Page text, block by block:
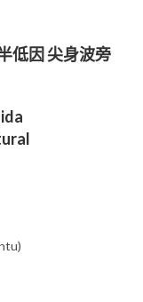
低因 尖身波旁